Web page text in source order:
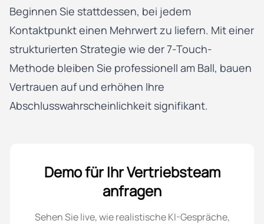
Beginnen Sie stattdessen, bei jedem
Kontaktpunkt einen Mehrwert zu liefern. Mit einer
strukturierten Strategie wie der 7-Touch-
Methode bleiben Sie professionell am Ball, bauen
Vertrauen auf und erhöhen Ihre
Abschlusswahrscheinlichkeit signifikant.
Demo für Ihr Vertriebsteam
anfragen
Sehen Sie live, wie realistische KI-Gespräche,